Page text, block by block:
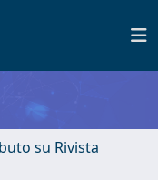
su Rivista